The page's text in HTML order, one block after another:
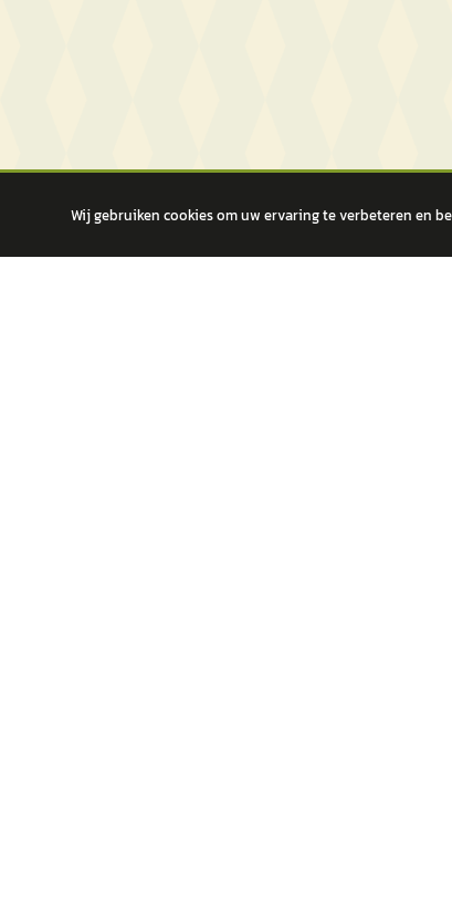
Wij gebruiken cookies om uw ervaring te verbeteren en